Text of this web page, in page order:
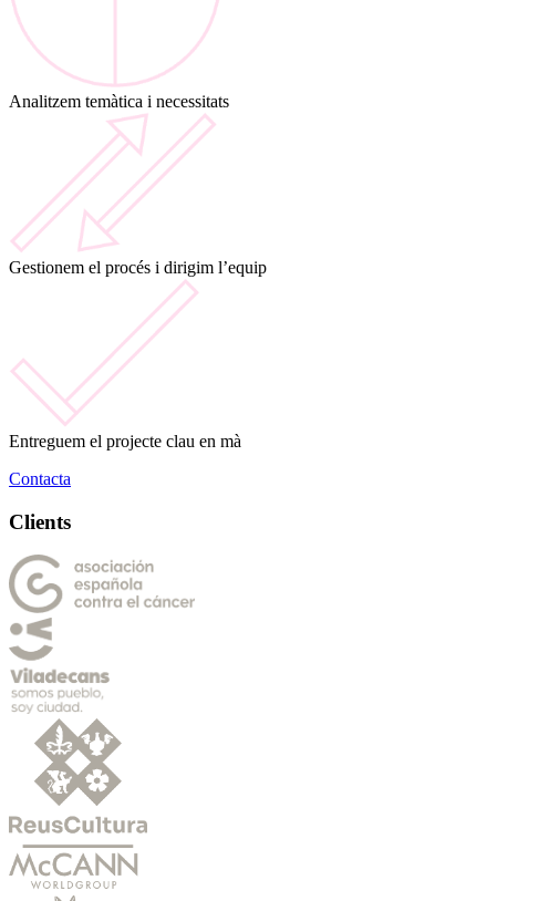
Analitzem temàtica i necessitats
Gestionem el procés i dirigim l’equip
Entreguem el projecte clau en mà
Contacta
Clients